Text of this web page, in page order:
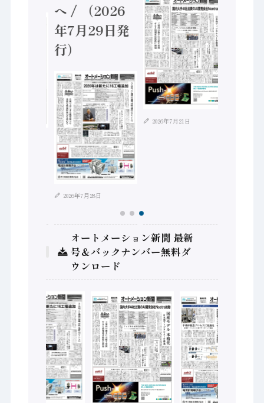
へ / （2026
年7月29日発
2026年7月28日
2026年7月21日
オートメーション新聞 最新
号＆バックナンバー無料ダ
ウンロード